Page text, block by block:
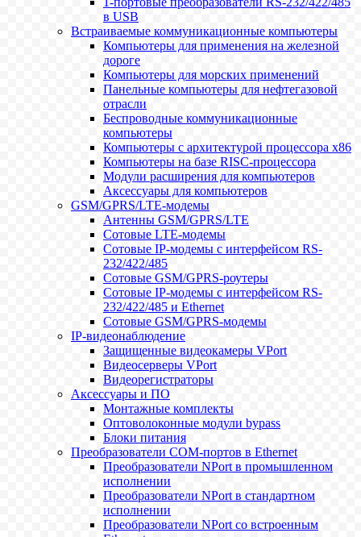
в USB
Встраиваемые коммуникационные компьютеры
Компьютеры для применения на железной
дороге
Компьютеры для морских применений
Панельные компьютеры для нефтегазовой
отрасли
Беспроводные коммуникационные
компьютеры
Компьютеры с архитектурой процессора x86
Компьютеры на базе RISC-процессора
Модули расширения для компьютеров
Аксессуары для компьютеров
GSM/GPRS/LTE-модемы
Антенны GSM/GPRS/LTE
Сотовые LTE-модемы
Сотовые IP-модемы с интерфейсом RS-
232/422/485
Сотовые GSM/GPRS-роутеры
Сотовые IP-модемы с интерфейсом RS-
232/422/485 и Ethernet
Сотовые GSM/GPRS-модемы
IP-видеонаблюдение
Защищенные видеокамеры VPort
Видеосерверы VPort
Видеорегистраторы
Аксессуары и ПО
Монтажные комплекты
Оптоволоконные модули bypass
Блоки питания
Преобразователи COM-портов в Ethernet
Преобразователи NPort в промышленном
исполнении
Преобразователи NPort в стандартном
исполнении
Преобразователи NPort со встроенным